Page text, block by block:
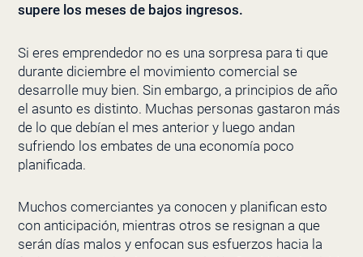
supere los meses de bajos ingresos.
Si eres emprendedor no es una sorpresa para ti que
durante diciembre el movimiento comercial se
desarrolle muy bien. Sin embargo, a principios de año
el asunto es distinto. Muchas personas gastaron más
de lo que debían el mes anterior y luego andan
sufriendo los embates de una economía poco
planificada.
Muchos comerciantes ya conocen y planifican esto
con anticipación, mientras otros se resignan a que
serán días malos y enfocan sus esfuerzos hacia la